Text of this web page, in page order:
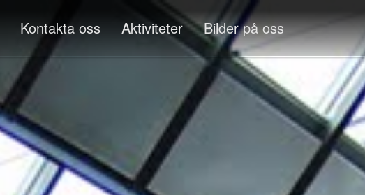
Kontakta oss Aktiviteter Bilder på oss